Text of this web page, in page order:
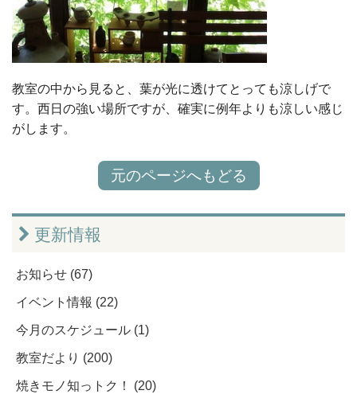
教室の中から見ると、葉が光に透けてとっても涼しげで
す。西日の強い場所ですが、確実に例年よりも涼しい感じ
がします。
元のページへもどる
更新情報
お知らせ (67)
イベント情報 (22)
今月のスケジュール (1)
教室だより (200)
焼きモノ知っトク！ (20)